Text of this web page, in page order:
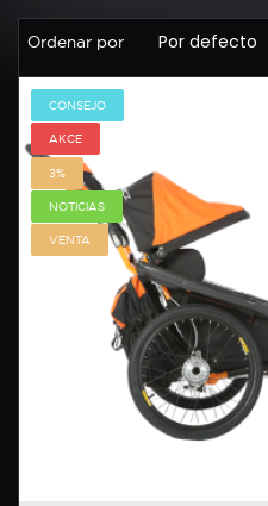
Ordenar por
CONSEJO
AKCE
3%
NOTICIAS
VENTA